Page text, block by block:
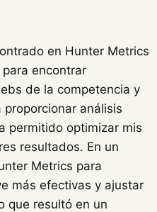
en Hunter Metrics
encontrar
de la competencia y
análisis
permitido optimizar mis
resultados. En un
Metrics para
más efectivas y ajustar
que resultó en un